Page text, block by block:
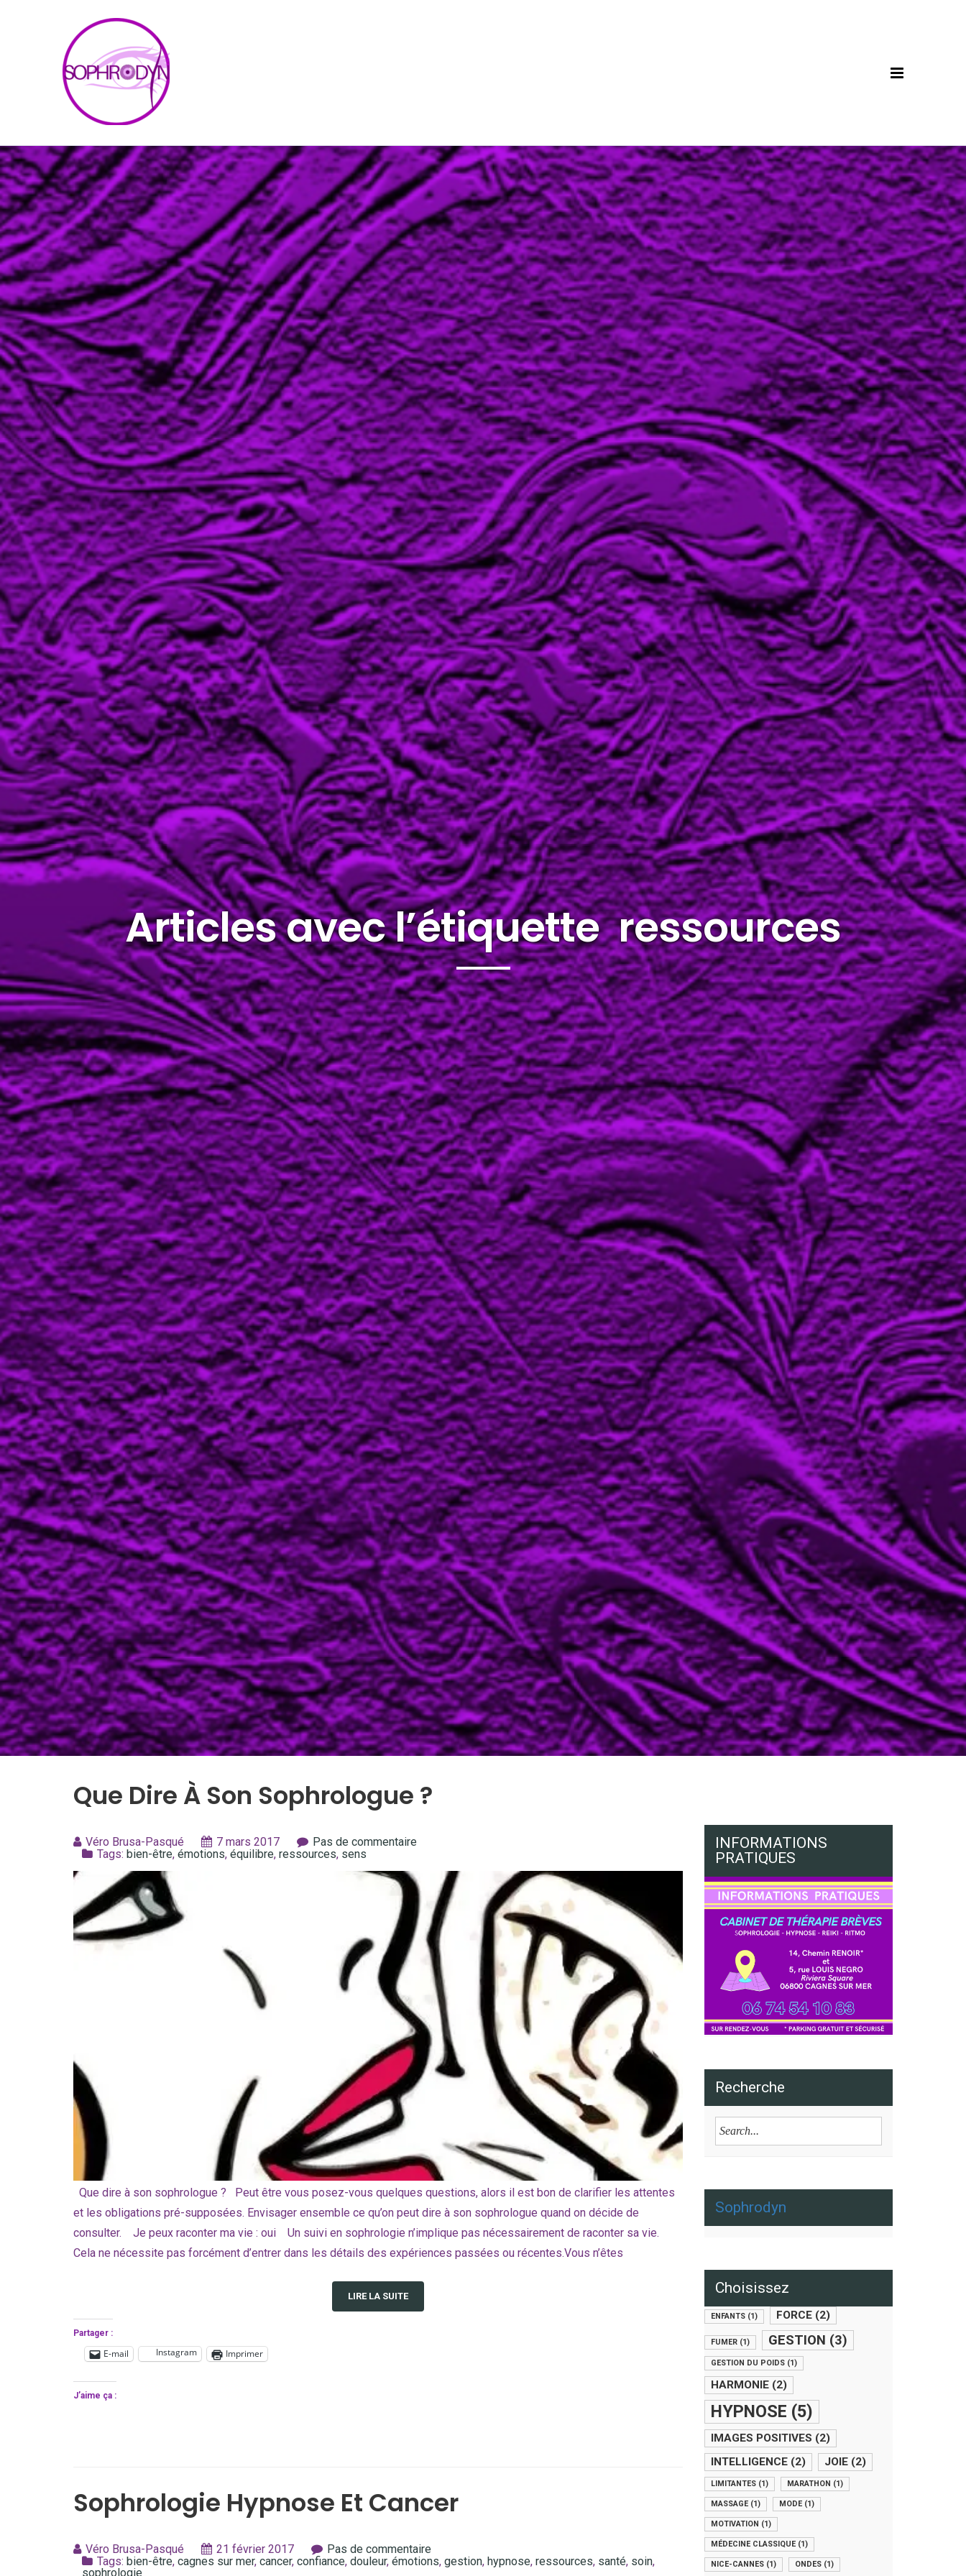
Articles avec l’étiquette ressources
Que Dire À Son Sophrologue ?
Véro Brusa-Pasqué 7 mars 2017
Pas de commentaire
Tags: bien-être, émotions, équilibre, ressources, sens
Que dire à son sophrologue ? Peut être vous posez-vous quelques questions, alors il est bon de clarifier les attentes
et les obligations pré-supposées. Envisager ensemble ce qu’on peut dire à son sophrologue quand on décide de
consulter. Je peux raconter ma vie : oui Un suivi en sophrologie n’implique pas nécessairement de raconter sa vie.
Cela ne nécessite pas forcément d’entrer dans les détails des expériences passées ou récentes.Vous n’êtes
LIRE LA SUITE
Partager :
E-mail Instagram Imprimer
J’aime ça :
Sophrologie Hypnose Et Cancer
Véro Brusa-Pasqué 21 février 2017
Pas de commentaire
Tags: bien-être, cagnes sur mer, cancer, confiance, douleur, émotions, gestion, hypnose, ressources, santé, soin,
sophrologie
INFORMATIONS
PRATIQUES
Recherche
Sophrodyn
Choisissez
ENFANTS(1) FORCE(2)
FUMER(1) GESTION (3)
GESTION DU POIDS(1)
HARMONIE(2)
HYPNOSE (5)
IMAGES POSITIVES (2)
INTELLIGENCE(2) JOIE(2)
LIMITANTES(1) MARATHON (1)
MASSAGE(1) MODE(1)
MOTIVATION (1)
MÉDECINE CLASSIQUE(1)
NICE-CANNES(1) ONDES(1)